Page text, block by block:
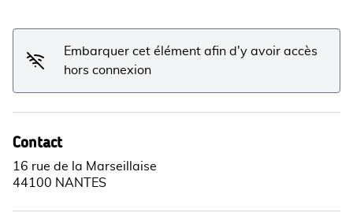
Embarquer cet élément afin d'y avoir accès
hors connexion
Contact
16 rue de la Marseillaise
44100 NANTES